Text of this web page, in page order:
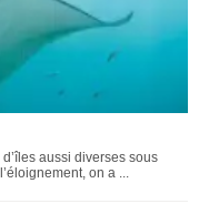
aussi diverses sous
on a ...